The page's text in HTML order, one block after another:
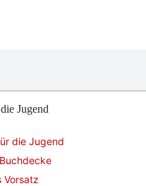
Jugend
die Jugend
Vorsatz